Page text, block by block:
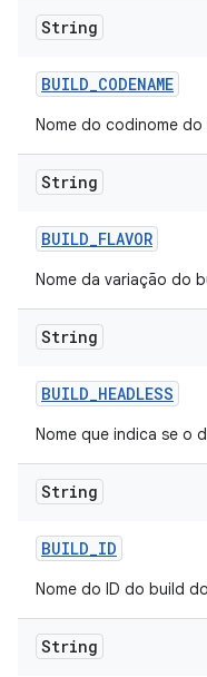
String
BUILD_CODENAME
Nome do codinome
String
BUILD_FLAVOR
Nome da variação do
String
BUILD_HEADLESS
Nome que indica se o
String
BUILD_ID
Nome do ID do build
String